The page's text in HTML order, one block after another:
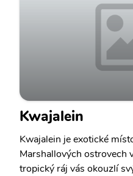
Kwajalein
Kwajalein je exotické
Marshallových ostrovech
tropický ráj vás okouzlí